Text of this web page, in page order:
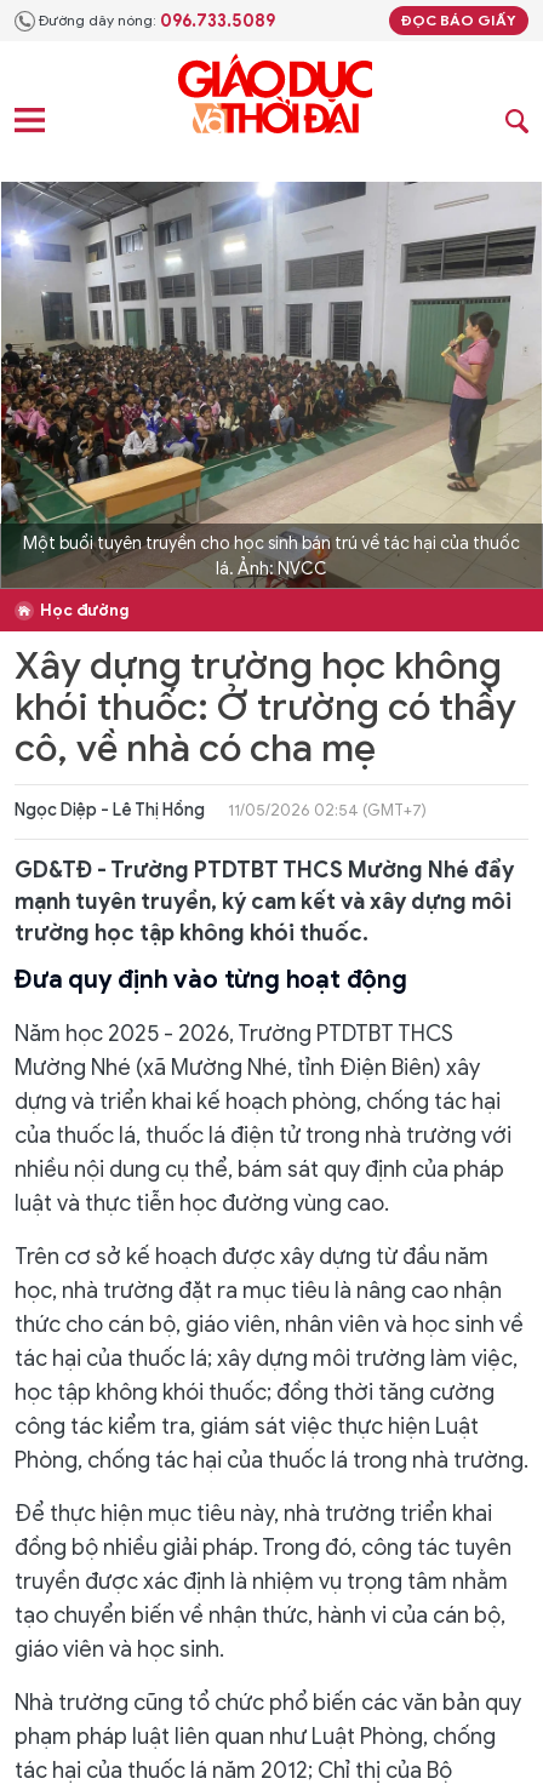
Đường dây nóng: 096.733.5089 ĐỌC BÁO GIẤY
Một buổi tuyên truyền cho học sinh bán trú về tác hại của thuốc
lá. Ảnh: NVCC
Học đường
Xây dựng trường học không
khói thuốc: Ở trường có thầy
cô, về nhà có cha mẹ
Ngọc Diệp - Lê Thị Hồng 11/05/2026 02:54 (GMT+7)
GD&TĐ - Trường PTDTBT THCS Mường Nhé đẩy
mạnh tuyên truyền, ký cam kết và xây dựng môi
trường học tập không khói thuốc.
Đưa quy định vào từng hoạt động
Năm học 2025 - 2026, Trường PTDTBT THCS
Mường Nhé (xã Mường Nhé, tỉnh Điện Biên) xây
dựng và triển khai kế hoạch phòng, chống tác hại
của thuốc lá, thuốc lá điện tử trong nhà trường với
nhiều nội dung cụ thể, bám sát quy định của pháp
luật và thực tiễn học đường vùng cao.
Trên cơ sở kế hoạch được xây dựng từ đầu năm
học, nhà trường đặt ra mục tiêu là nâng cao nhận
thức cho cán bộ, giáo viên, nhân viên và học sinh về
tác hại của thuốc lá; xây dựng môi trường làm việc,
học tập không khói thuốc; đồng thời tăng cường
công tác kiểm tra, giám sát việc thực hiện Luật
Phòng, chống tác hại của thuốc lá trong nhà trường.
Để thực hiện mục tiêu này, nhà trường triển khai
đồng bộ nhiều giải pháp. Trong đó, công tác tuyên
truyền được xác định là nhiệm vụ trọng tâm nhằm
tạo chuyển biến về nhận thức, hành vi của cán bộ,
giáo viên và học sinh.
Nhà trường cũng tổ chức phổ biến các văn bản quy
phạm pháp luật liên quan như Luật Phòng, chống
tác hại của thuốc lá năm 2012; Chỉ thị của Bộ